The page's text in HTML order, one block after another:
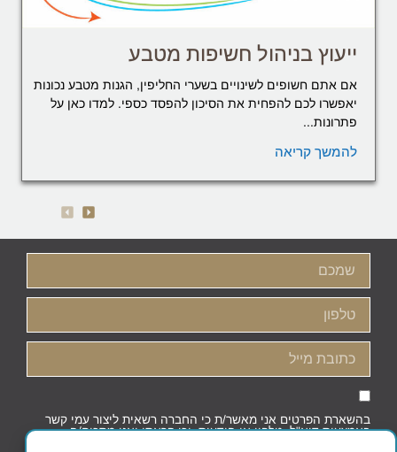
ייעוץ בניהול חשיפות מטבע
אם אתם חשופים לשינויים בשערי החליפין, הגנות מטבע נכונות
יאפשרו לכם להפחית את הסיכון להפסד כספי. למדו כאן על
פתרונות...
להמשך קריאה
בהשארת הפרטים אני מאשר/ת כי החברה רשאית ליצור עמי קשר
באמצעות דוא"ל, טלפון או הודעות, וכי קראתי ואני מסכים/ה